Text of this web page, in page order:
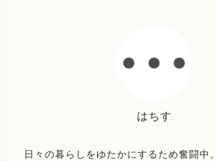
はちす
日々の暮らしをゆたかにするため奮闘中。